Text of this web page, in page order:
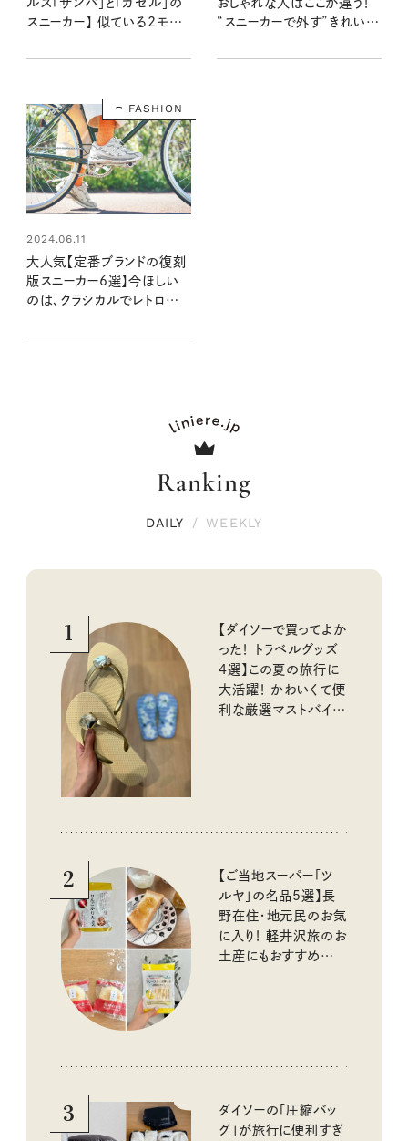
ルス「サンバ」と「ガゼル」の
スニーカー】 似ている2モデ
詳しい2人が解説 Vol.3
おしゃれな人はここが違う！
“スニーカーで外す”きれいめ
FASHION
2024.06.11
大人気【定番ブランドの復刻
版スニーカー6選】今ほしい
のは、クラシカルでレトロな
Ranking
DAILY / WEEKLY
1
【ダイソーで買ってよか
った！ トラベルグッズ
4選】この夏の旅行に
大活躍！ かわいくて便
利な厳選マストバイア
2
【ご当地スーパー「ツ
ルヤ」の名品5選】長
野在住・地元民のお気
に入り！ 軽井沢旅のお
土産にもおすすめのお
3
ダイソーの「圧縮バッ
グ」が旅行に便利すぎ